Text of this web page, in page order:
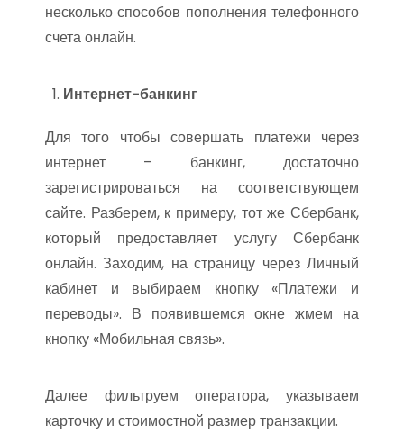
несколько способов пополнения телефонного
счета онлайн.
Интернет-банкинг
Для того чтобы совершать платежи через
интернет – банкинг, достаточно
зарегистрироваться на соответствующем
сайте. Разберем, к примеру, тот же Сбербанк,
который предоставляет услугу Сбербанк
онлайн. Заходим, на страницу через Личный
кабинет и выбираем кнопку «Платежи и
переводы». В появившемся окне жмем на
кнопку «Мобильная связь».
Далее фильтруем оператора, указываем
карточку и стоимостной размер транзакции.